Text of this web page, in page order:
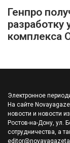
Генпро
разработку
комплекса
Электронное
На сайте
новости и новости
Ростов-на-Дону, ул.
сотрудничества, а